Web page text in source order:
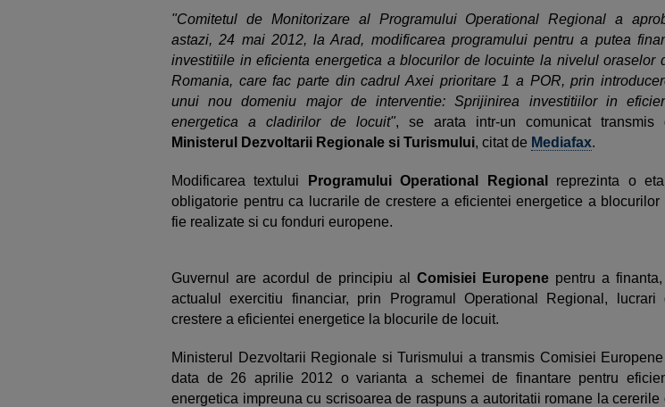
"Comitetul de Monitorizare al Programului Operational Regional a
astazi, 24 mai 2012, la Arad, modificarea programului pentru a putea
investitiile in eficienta energetica a blocurilor de locuinte la nivelul oraselor
Romania, care fac parte din cadrul Axei prioritare 1 a POR, prin
unui nou domeniu major de interventie: Sprijinirea investitiilor in
energetica a cladirilor de locuit", se arata intr-un comunicat transmis
Ministerul Dezvoltarii Regionale si Turismului, citat de Mediafax.
Modificarea textului Programului Operational Regional
reprezinta o
obligatorie pentru ca lucrarile de crestere a eficientei energetice a blocurilor
fie realizate si cu fonduri europene.
Guvernul are acordul de principiu al Comisiei Europene pentru a
actualul exercitiu financiar, prin Programul Operational Regional, lucrari
crestere a eficientei energetice la blocurile de locuit.
Ministerul Dezvoltarii Regionale si Turismului a transmis Comisiei
data de 26 aprilie 2012 o varianta a schemei de finantare pentru
energetica impreuna cu scrisoarea de raspuns a autoritatii romane la cererile